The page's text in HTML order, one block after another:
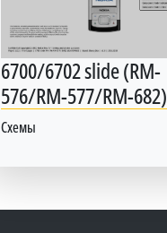
6700/6702 slide (RM-
576/RM-577/RM-682)
Схемы